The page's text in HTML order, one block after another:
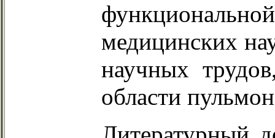
медицинских
научных
области